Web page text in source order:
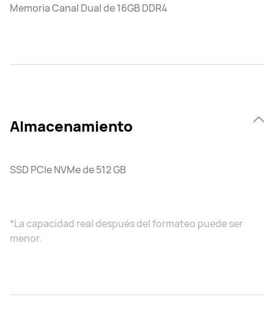
Memoria Canal Dual de 16GB DDR4
Almacenamiento
SSD PCIe NVMe de 512 GB
*La capacidad real después del formateo puede ser
menor.